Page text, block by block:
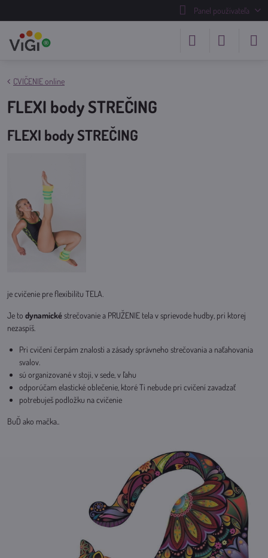
Panel používateľa
CVIČENIE online
FLEXI body STREČING
FLEXI body STREČING
je cvičenie pre flexibilitu TELA.
Je to dynamickéstrečovanie a PRUŽENIE tela v sprievode hudby, pri ktorej
nezaspíš.
Pri cvičení čerpám znalosti a zásady správneho strečovania a naťahovania
svalov.
sú organizované v stoji, v sede, v ľahu
odporúčam elastické oblečenie, ktoré Ti nebude pri cvičení zavadzať
potrebuješ podložku na cvičenie
BuĎ ako mačka..